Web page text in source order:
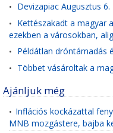
• Devizapiac Augusztus
• Kettészakadt a magyar
ezekben a városokban,
• Példátlan dróntámadás
• Többet vásároltak a
Ajánljuk még
• Inflációs kockázattal
MNB mozgástere, bajba